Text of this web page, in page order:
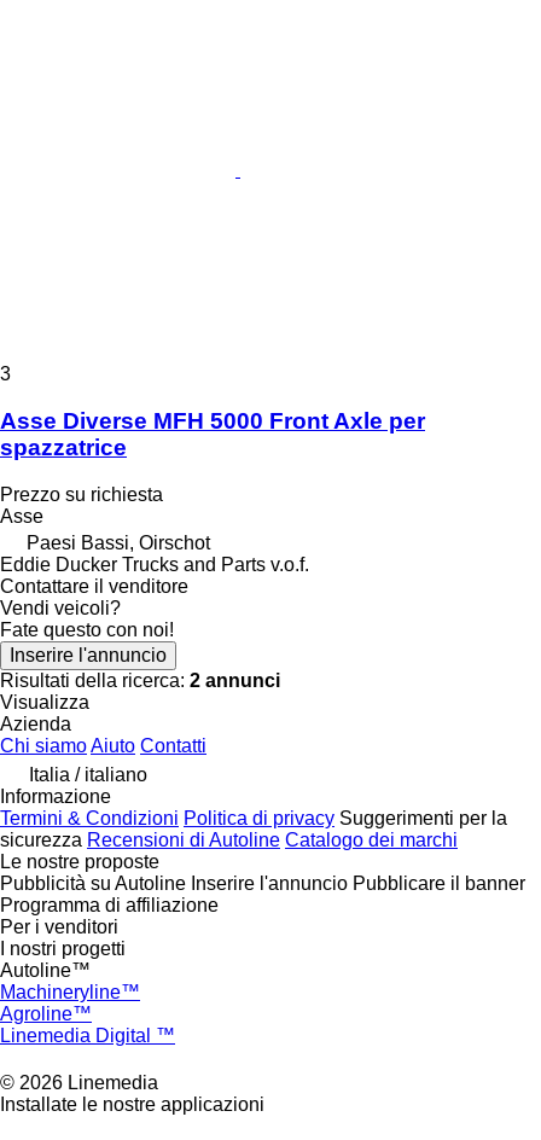
3
Asse Diverse MFH 5000 Front Axle per
spazzatrice
Prezzo su richiesta
Asse
Paesi Bassi, Oirschot
Eddie Ducker Trucks and Parts v.o.f.
Contattare il venditore
Vendi veicoli?
Fate questo con noi!
Inserire l'annuncio
Risultati della ricerca: 2 annunci
Visualizza
Azienda
Chi siamoAiuto Contatti
Italia / italiano
Informazione
Termini & Condizioni Politica di privacy Suggerimenti per la
sicurezza Recensioni di Autoline Catalogo dei marchi
Le nostre proposte
Pubblicità su Autoline Inserire l'annuncio Pubblicare il banner
Programma di affiliazione
Per i venditori
I nostri progetti
Autoline™
Machineryline™
Agroline™
Linemedia Digital ™
© 2026 Linemedia
Installate le nostre applicazioni